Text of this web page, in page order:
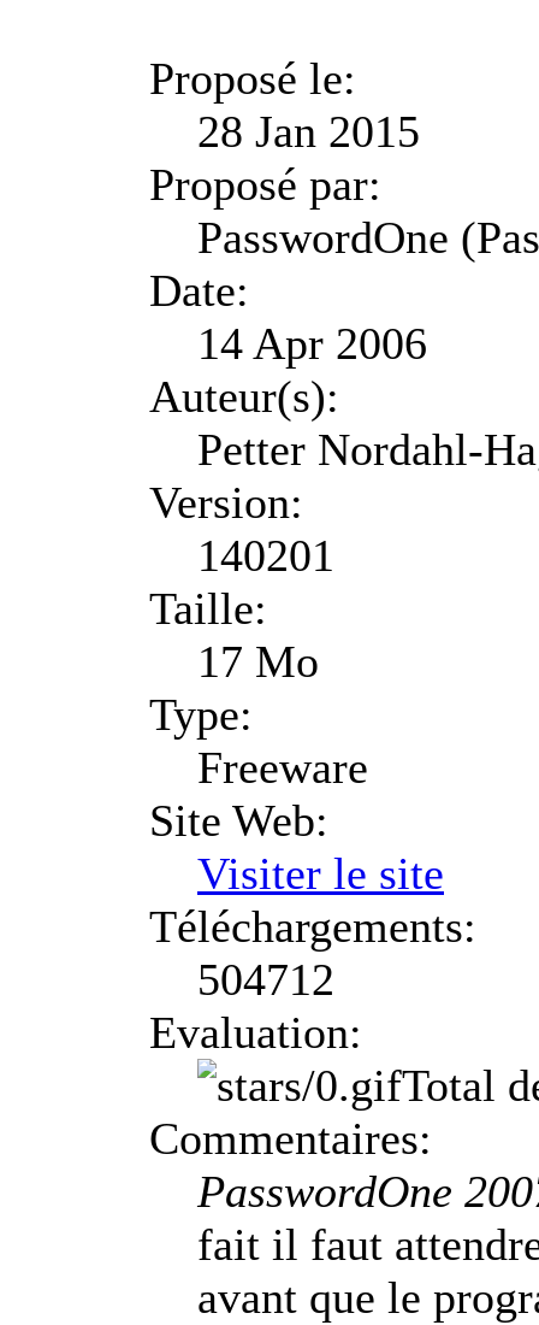
Proposé le:
28 Jan 2015
Proposé par:
PasswordOne
Date:
14 Apr 2006
Auteur(s):
Petter Nordahl-
Version:
140201
Taille:
17 Mo
Type:
Freeware
Site Web:
Visiter le site
Téléchargements:
504712
Evaluation:
Total
Commentaires:
PasswordOne
fait il faut
avant que le